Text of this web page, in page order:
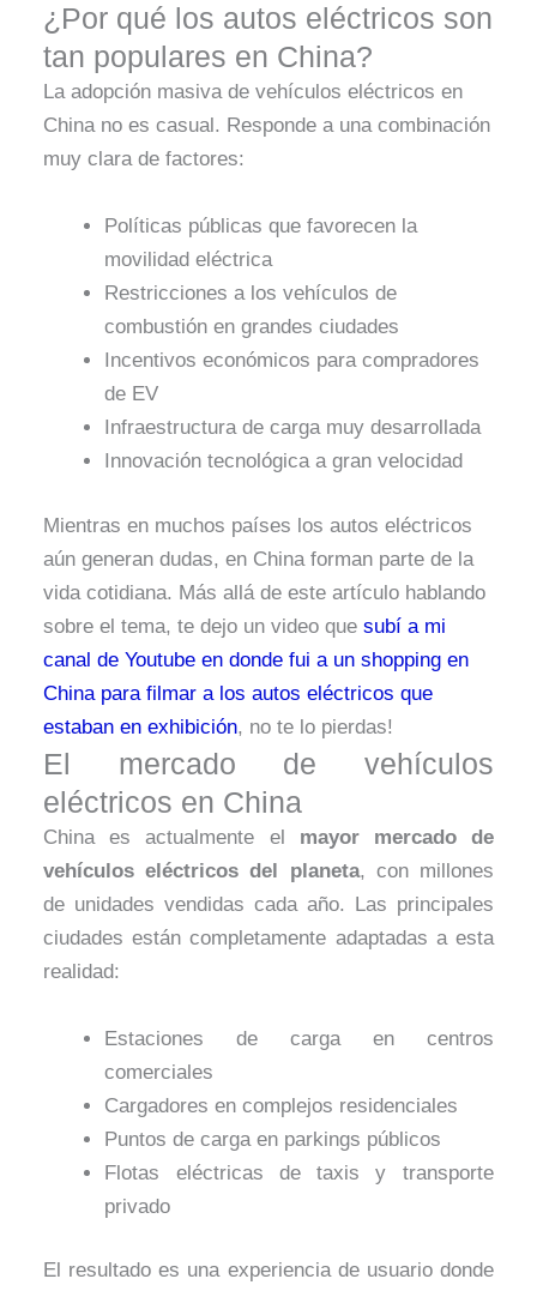
¿Por qué los autos eléctricos son
tan populares en China?
La adopción masiva de vehículos eléctricos en
China no es casual. Responde a una combinación
muy clara de factores:
Políticas públicas que favorecen la
movilidad eléctrica
Restricciones a los vehículos de
combustión en grandes ciudades
Incentivos económicos para compradores
de EV
Infraestructura de carga muy desarrollada
Innovación tecnológica a gran velocidad
Mientras en muchos países los autos eléctricos
aún generan dudas, en China forman parte de la
vida cotidiana. Más allá de este artículo hablando
sobre el tema, te dejo un video quesubí a mi
canal de Youtube en donde fui a un shopping en
China para filmar a los autos eléctricos que
estaban en exhibición, no te lo pierdas!
El mercado de vehículos
eléctricos en China
China es actualmente el mayor mercado de
vehículos eléctricos del planeta, con millones
de unidades vendidas cada año. Las principales
ciudades están completamente adaptadas a esta
realidad:
Estaciones de carga en centros
comerciales
Cargadores en complejos residenciales
Puntos de carga en parkings públicos
Flotas eléctricas de taxis y transporte
privado
El resultado es una experiencia de usuario donde